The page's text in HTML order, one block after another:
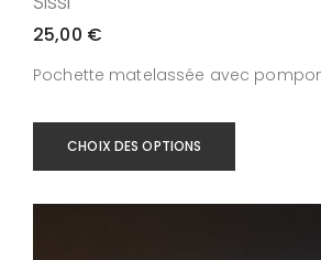
25,00 €
Pochette matelassée avec
CHOIX DES OPTIONS